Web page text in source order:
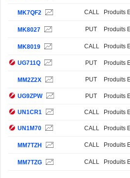
MK7QF2 CALL
MK8027 PUT
MK8019 CALL
UG711Q PUT
MM2Z2X PUT
UG9ZPW PUT
UN1CR1 CALL
UN1M70 CALL
MM7TZH CALL
MM7TZG CALL